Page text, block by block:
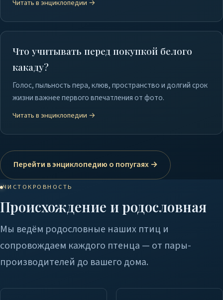
Читать в энциклопедии →
Что учитывать перед покупкой белого
какаду?
Голос, пыльность пера, клюв, пространство и долгий срок
жизни важнее первого впечатления от фото.
Читать в энциклопедии →
Перейти в энциклопедию о попугаях →
ЧИСТОКРОВНОСТЬ
Происхождение и родословная
Мы ведём родословные наших птиц и
сопровождаем каждого птенца — от пары-
производителей до вашего дома.